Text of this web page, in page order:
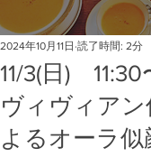
11/3(日)
ヴィヴィアン
よるオーラ似
2024年10月11日 読了時間: 2分